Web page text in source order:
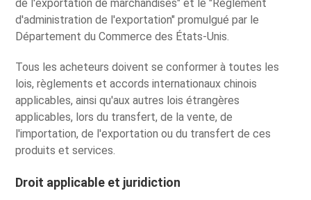
de l'exportation de marchandises" et le "Règlement
d'administration de l'exportation" promulgué par le
Département du Commerce des États-Unis.
Tous les acheteurs doivent se conformer à toutes les
lois, règlements et accords internationaux chinois
applicables, ainsi qu'aux autres lois étrangères
applicables, lors du transfert, de la vente, de
l'importation, de l'exportation ou du transfert de ces
produits et services.
Droit applicable et juridiction